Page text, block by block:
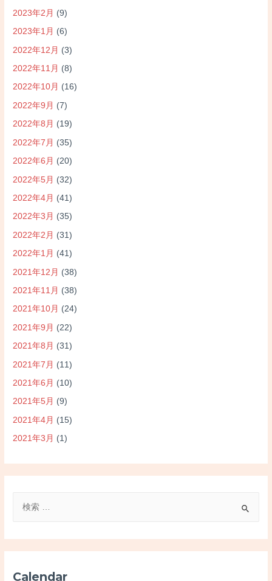
2023年2月 (9)
2023年1月 (6)
2022年12月 (3)
2022年11月 (8)
2022年10月 (16)
2022年9月 (7)
2022年8月 (19)
2022年7月 (35)
2022年6月 (20)
2022年5月 (32)
2022年4月 (41)
2022年3月 (35)
2022年2月 (31)
2022年1月 (41)
2021年12月 (38)
2021年11月 (38)
2021年10月 (24)
2021年9月 (22)
2021年8月 (31)
2021年7月 (11)
2021年6月 (10)
2021年5月 (9)
2021年4月 (15)
2021年3月 (1)
象
Calendar